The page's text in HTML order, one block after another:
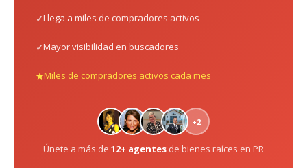
Llega a miles de compradores activos
Mayor visibilidad en buscadores
Miles de compradores activos cada mes
+2
Únete a más de 12+ agentes de bienes raíces en PR